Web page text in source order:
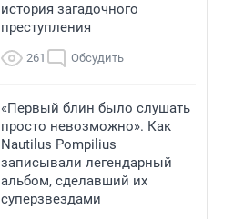
история загадочного
преступления
261 Обсудить
«Первый блин было слушать
просто невозможно». Как
Nautilus Pompilius
записывали легендарный
альбом, сделавший их
суперзвездами